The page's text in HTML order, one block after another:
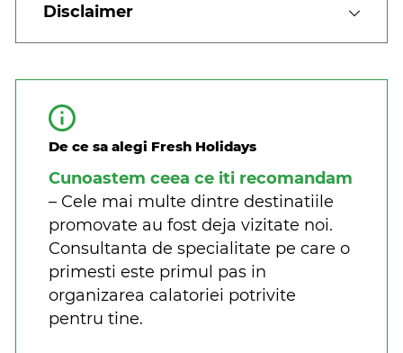
Disclaimer
De ce sa alegi Fresh Holidays
Cunoastem ceea ce iti recomandam
– Cele mai multe dintre destinatiile
promovate au fost deja vizitate noi.
Consultanta de specialitate pe care o
primesti este primul pas in
organizarea calatoriei potrivite
pentru tine.